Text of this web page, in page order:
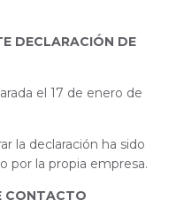
DECLARACIÓN DE
el 17 de enero de
la declaración ha sido
por la propia empresa.
CONTACTO